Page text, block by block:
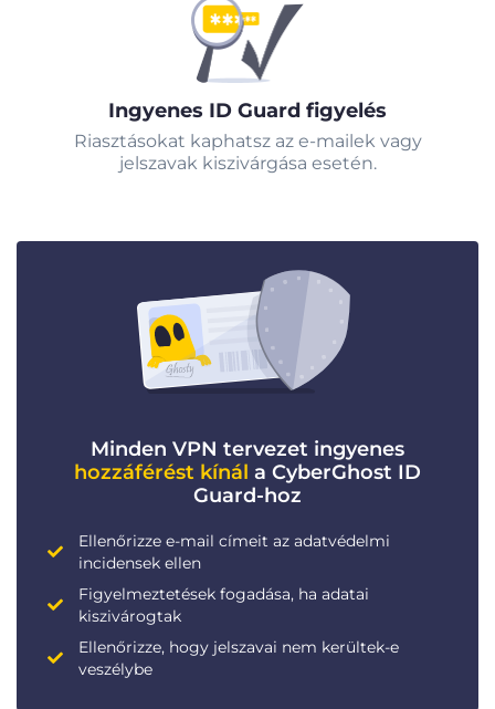
Ingyenes ID Guard figyelés
Riasztásokat kaphatsz az e-mailek vagy
jelszavak kiszivárgása esetén.
Minden VPN tervezet ingyenes
hozzáférést kínál a CyberGhost ID
Guard-hoz
Ellenőrizze e-mail címeit az adatvédelmi
incidensek ellen
Figyelmeztetések fogadása, ha adatai
kiszivárogtak
Ellenőrizze, hogy jelszavai nem kerültek-e
veszélybe